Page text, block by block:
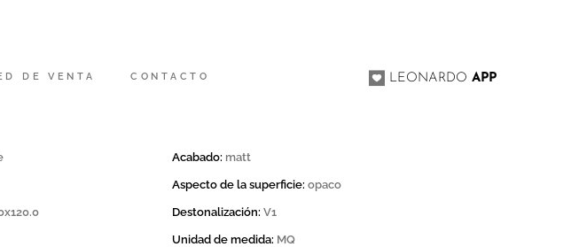
DE VENTA CONTACTO LEONARDOAPP
Acabado: matt
Aspecto de la superficie: opaco
Destonalización: V1
Unidad de medida: MQ